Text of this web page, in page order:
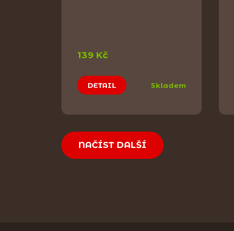
139 Kč
DETAIL Skladem
NAČÍST DALŠÍ